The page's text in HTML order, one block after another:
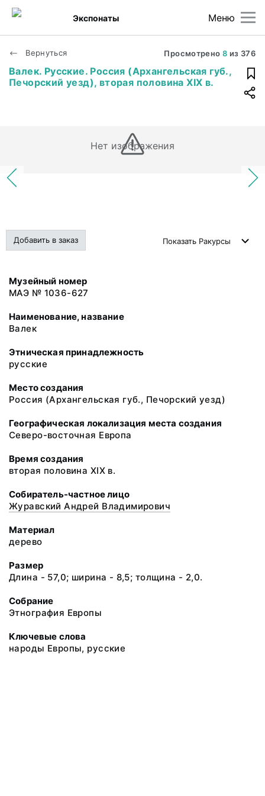
Меню
Экспонаты
Вернуться Просмотрено 8 из 376
Валек. Русские. Россия (Архангельская губ.,
Печорский уезд), вторая половина XIX в.
Нет изображения
Добавить в заказ Показать Ракурсы
Музейный номер
МАЭ № 1036-627
Наименование, название
Валек
Этническая принадлежность
русские
Место создания
Россия (Архангельская губ., Печорский уезд)
Географическая локализация места создания
Северо-восточная Европа
Время создания
вторая половина XIX в.
Собиратель-частное лицо
Журавский Андрей Владимирович
Материал
дерево
Размер
Длина - 57,0; ширина - 8,5; толщина - 2,0.
Собрание
Этнография Европы
Ключевые слова
народы Европы, русские